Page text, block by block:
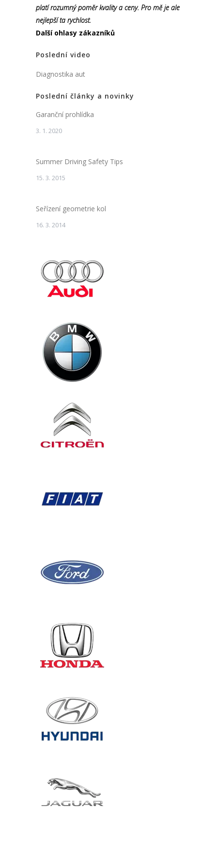
platí rozumný poměr kvality a ceny. Pro mě je ale
nejlepší ta rychlost.
Další ohlasy zákazníků
Poslední video
Diagnostika aut
Poslední články a novinky
Garanční prohlídka
3. 1. 2020
Summer Driving Safety Tips
15. 3. 2015
Seřízení geometrie kol
16. 3. 2014